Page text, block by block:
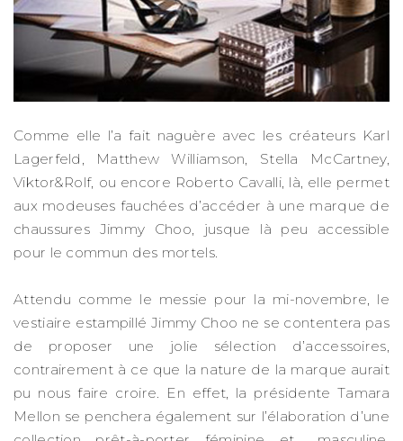
Comme elle l’a fait naguère avec les créateurs Karl
Lagerfeld, Matthew Williamson, Stella McCartney,
Viktor&Rolf, ou encore Roberto Cavalli, là, elle permet
aux modeuses fauchées d’accéder à une marque de
chaussures Jimmy Choo, jusque là peu accessible
pour le commun des mortels.
Attendu comme le messie pour la mi-novembre, le
vestiaire estampillé Jimmy Choo ne se contentera pas
de proposer une jolie sélection d’accessoires,
contrairement à ce que la nature de la marque aurait
pu nous faire croire. En effet, la présidente Tamara
Mellon se penchera également sur l’élaboration d’une